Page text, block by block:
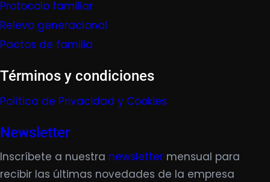
Protocolo familiar
Relevo generacional
Pactos de familia
Términos y condiciones
Política de Privacidad y Cookies
Newsletter
Inscríbete a nuestra newsletter mensual para
recibir las últimas novedades de la empresa